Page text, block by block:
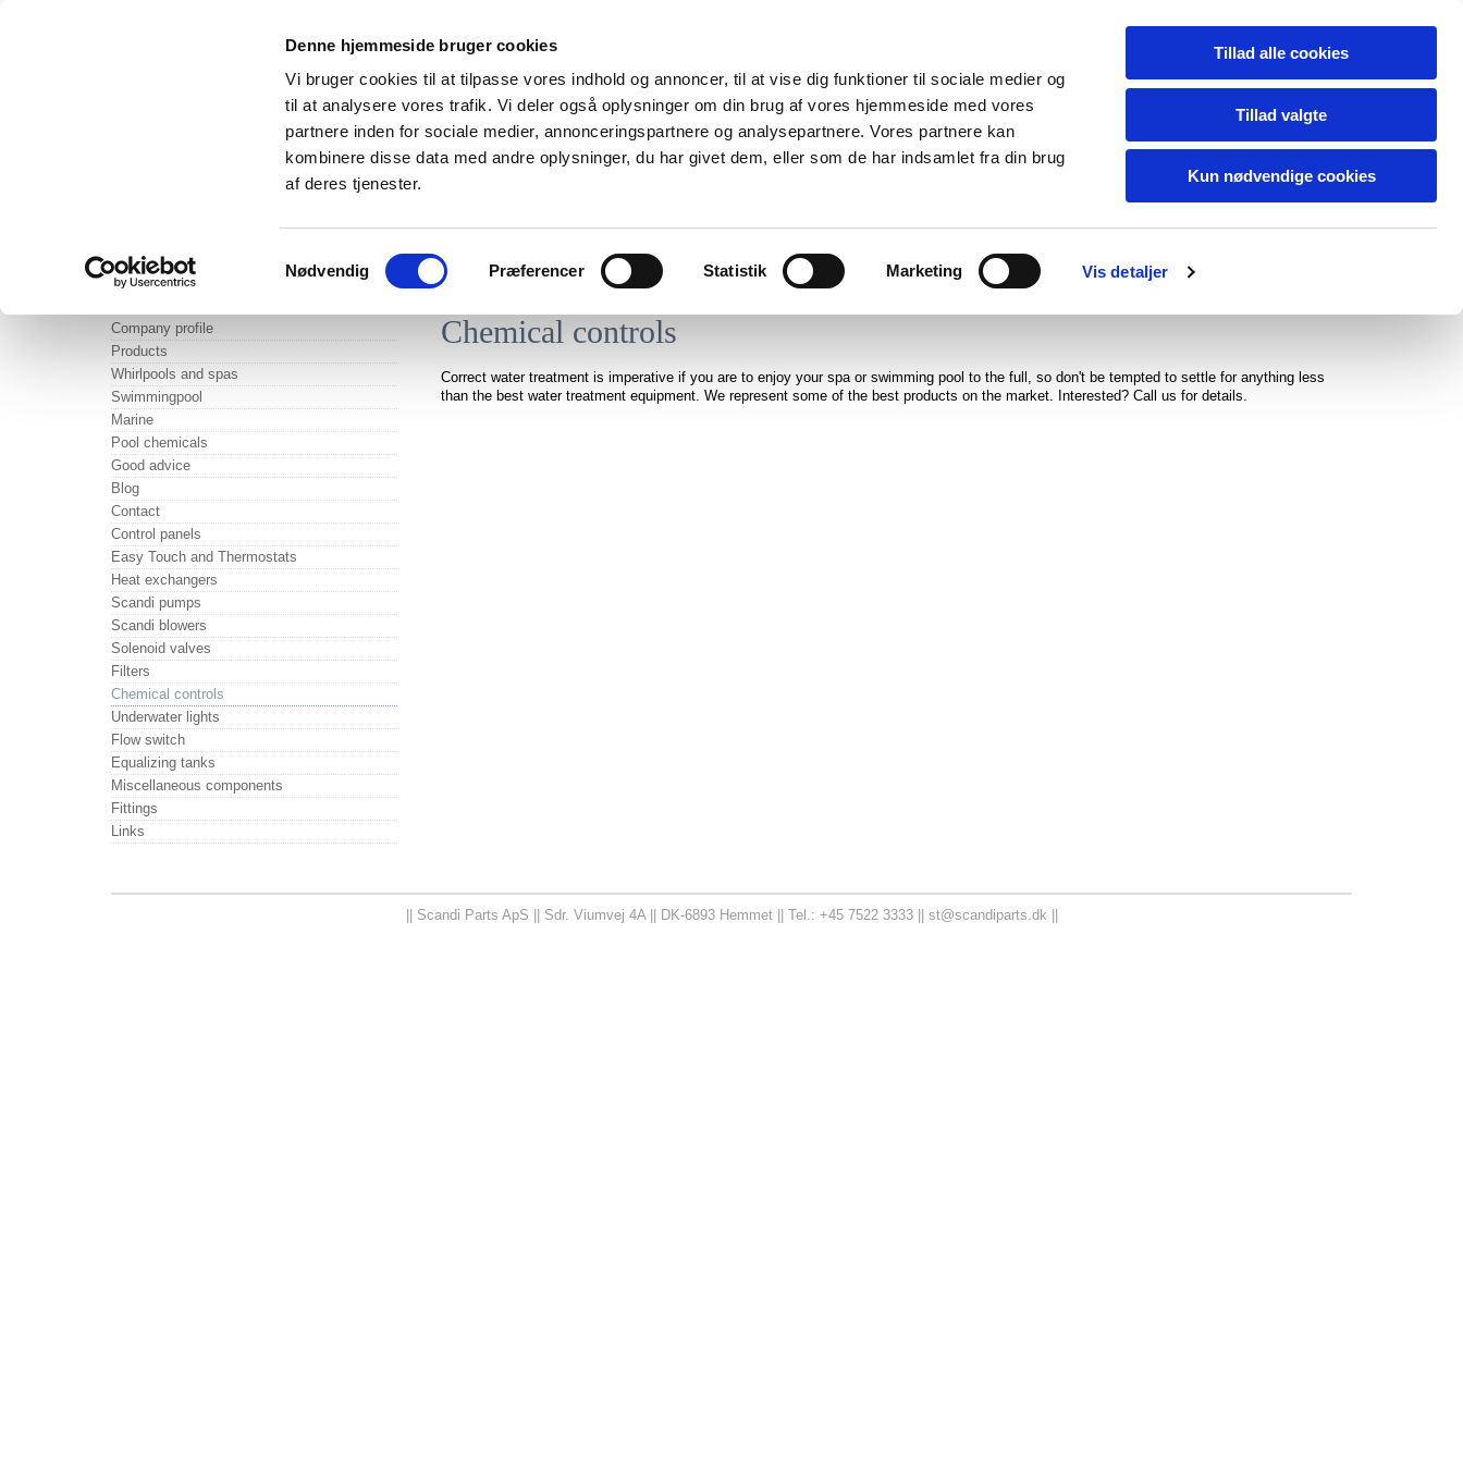
Denne hjemmeside bruger cookies
Vi bruger cookies til at tilpasse vores indhold og annoncer, til at vise dig funktioner til sociale medier og
til at analysere vores trafik. Vi deler også oplysninger om din brug af vores hjemmeside med vores
partnere inden for sociale medier, annonceringspartnere og analysepartnere. Vores partnere kan
kombinere disse data med andre oplysninger, du har givet dem, eller som de har indsamlet fra din brug
af deres tjenester.
Nødvendig Præferencer Statistik Marketing Vis detaljer
Tillad alle cookies
Tillad valgte
Kun nødvendige cookies
Forside Produkter Boblebade & Spa Swimmingpool Marine Kemikalier Rådgivning English
Company profile
Products
Whirlpools and spas
Swimmingpool
Marine
Pool chemicals
Good advice
Blog
Contact
Control panels
Easy Touch and Thermostats
Heat exchangers
Scandi pumps
Scandi blowers
Solenoid valves
Filters
Chemical controls
Underwater lights
Flow switch
Equalizing tanks
Miscellaneous components
Fittings
Links
Chemical controls
Correct water treatment is imperative if you are to enjoy your spa or swimming pool to the full, so don't be tempted to settle for anything less
than the best water treatment equipment. We represent some of the best products on the market. Interested? Call us for details.
|| Scandi Parts ApS || Sdr. Viumvej 4A || DK-6893 Hemmet || Tel.: +45 7522 3333 || st@scandiparts.dk ||